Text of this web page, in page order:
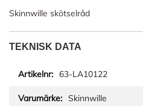
Skinnwille skötselråd
TEKNISK DATA
63-LA10122
Skinnwille